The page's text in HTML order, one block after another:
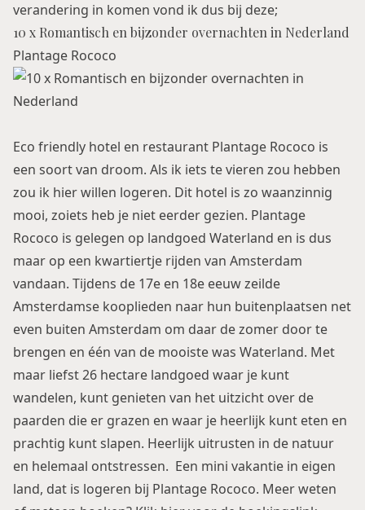
verandering in komen vond ik dus bij deze;
10 x Romantisch en bijzonder overnachten in Nederland
Plantage Rococo
Eco friendly hotel en restaurant Plantage Rococo is
een soort van droom. Als ik iets te vieren zou hebben
zou ik hier willen logeren. Dit hotel is zo waanzinnig
mooi, zoiets heb je niet eerder gezien. Plantage
Rococo is gelegen op landgoed Waterland en is dus
maar op een kwartiertje rijden van Amsterdam
vandaan. Tijdens de 17e en 18e eeuw zeilde
Amsterdamse kooplieden naar hun buitenplaatsen net
even buiten Amsterdam om daar de zomer door te
brengen en één van de mooiste was Waterland. Met
maar liefst 26 hectare landgoed waar je kunt
wandelen, kunt genieten van het uitzicht over de
paarden die er grazen en waar je heerlijk kunt eten en
prachtig kunt slapen. Heerlijk uitrusten in de natuur
en helemaal ontstressen. Een mini vakantie in eigen
land, dat is logeren bij Plantage Rococo. Meer weten